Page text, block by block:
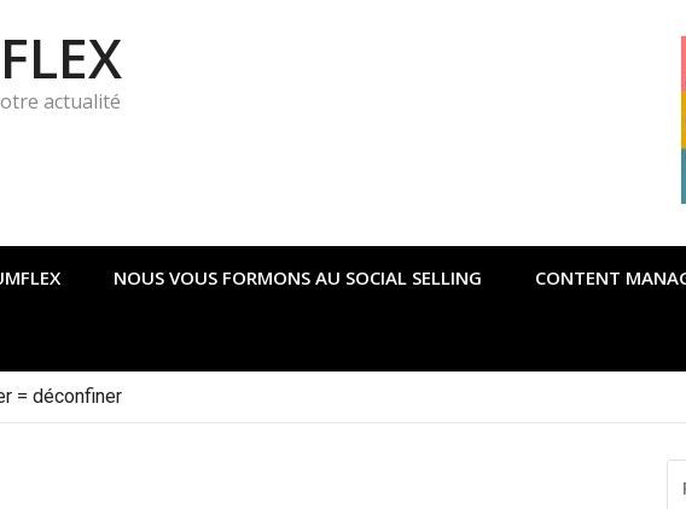
actualité
NOUS VOUS FORMONS AU SOCIAL SELLING CONTENT
d’innovation possible pour gérer la crise du Covid ?
= déconfiner